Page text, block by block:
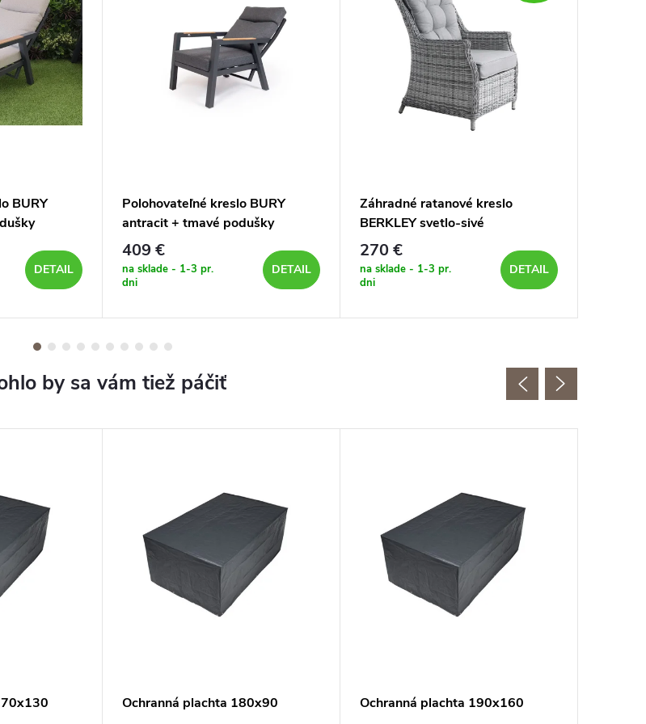
BURY
DETAIL
Polohovateľné kreslo BURY
antracit + tmavé podušky
409 €
na sklade - 1-3 pr.
dni
DETAIL
Záhradné ratanové kreslo
BERKLEY svetlo-sivé
270 €
na sklade - 1-3 pr.
dni
DETAIL
Ochranná plachta 180x90 Ochranná plachta 190x160